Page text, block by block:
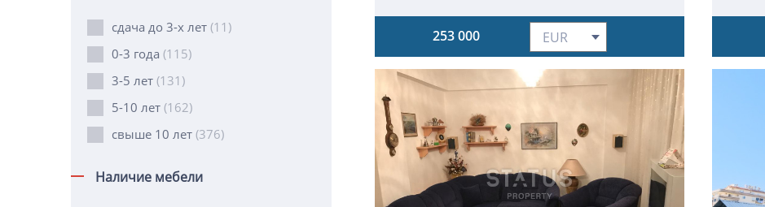
сдача до 3-х лет (11)
0-3 года (115)
3-5 лет (131)
5-10 лет (162)
свыше 10 лет (376)
Наличие мебели
253 000